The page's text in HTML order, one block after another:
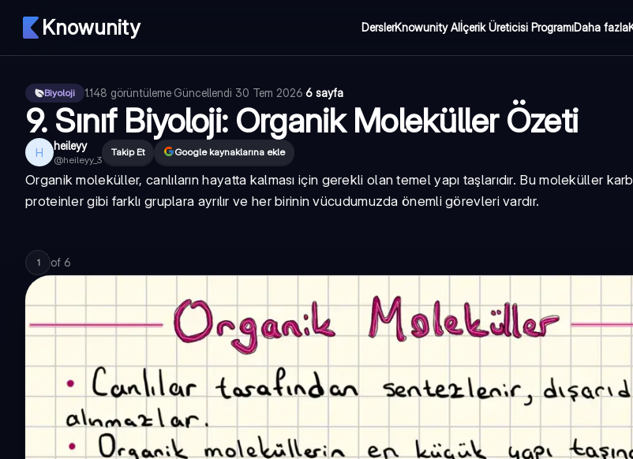
Knowunity DerslerKnowunity AIİçerik Üreticisi ProgramıDaha fazla
Biyoloji 1.148 görüntüleme·Güncellendi 30 Tem 2026·6 sayfa
9. Sınıf Biyoloji: Organik Moleküller Özeti
H heileyy
@heileyy_3
Takip Et Google kaynaklarına ekle
Organik moleküller, canlıların hayatta kalması için gerekli olan temel yapı taşlarıdır. Bu moleküller
proteinler gibi farklı gruplara ayrılır ve her birinin vücudumuzda önemli görevleri vardır.
1 of 6